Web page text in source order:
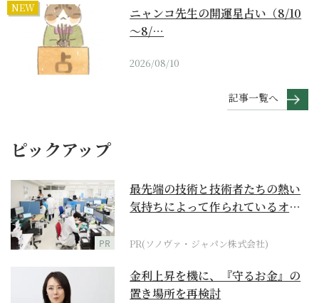
NEW
ニャンコ先生の開運星占い（8/10
～8/…
2026/08/10
記事一覧へ
ピックアップ
PR
最先端の技術と技術者たちの熱い
気持ちによって作られているオー
PR(ソノヴァ・ジャパン株式会社)
金利上昇を機に、『守るお金』の
置き場所を再検討